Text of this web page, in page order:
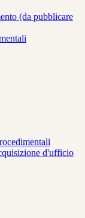
(da pubblicare
d'ufficio